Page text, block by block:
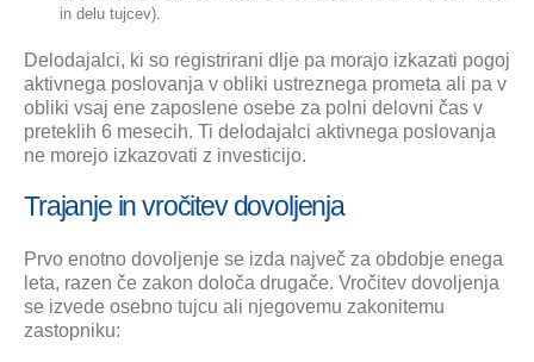
in delu tujcev).
Delodajalci, ki so registrirani dlje pa morajo izkazati pogoj
aktivnega poslovanja v obliki ustreznega prometa ali pa v
obliki vsaj ene zaposlene osebe za polni delovni čas v
preteklih 6 mesecih. Ti delodajalci aktivnega poslovanja
ne morejo izkazovati z investicijo.
Trajanje in vročitev dovoljenja
Prvo enotno dovoljenje se izda največ za obdobje enega
leta, razen če zakon določa drugače. Vročitev dovoljenja
se izvede osebno tujcu ali njegovemu zakonitemu
zastopniku: